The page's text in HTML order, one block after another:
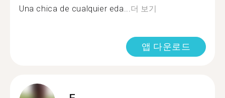
Una chica de cualquier eda...더 보기
앱 다운로드